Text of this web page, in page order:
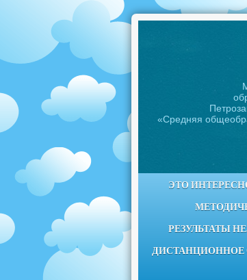
«Средняя
ЭТО
РЕЗУЛЬТАТЫ
ДИСТАНЦИОННОЕ